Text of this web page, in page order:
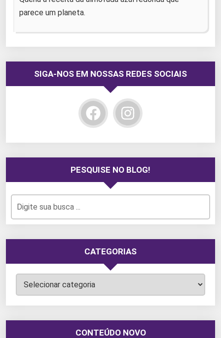
parece um planeta.
SIGA-NOS EM NOSSAS REDES SOCIAIS
PESQUISE NO BLOG!
CATEGORIAS
Categorias
CONTEÚDO NOVO